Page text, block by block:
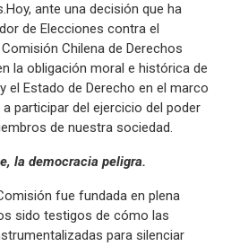
ante una decisión que ha
de Elecciones contra el
Chilena de Derechos
la obligación moral e histórica de
el Estado de Derecho en el marco
participar del ejercicio del poder
de nuestra sociedad.
la democracia peligra.
fue fundada en plena
sido testigos de cómo las
para silenciar